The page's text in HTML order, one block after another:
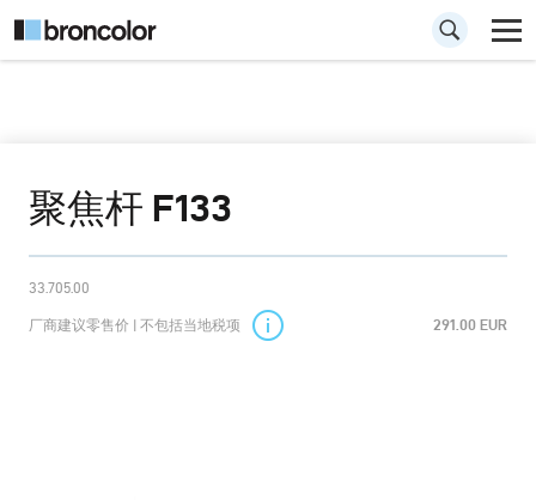
聚焦杆 F133
33.705.00
厂商建议零售价 | 不包括当地税项 291.00 EUR